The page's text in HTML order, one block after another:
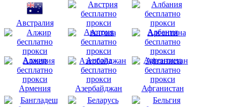
Австралия
Австрия
Албания
Алжир Ангола Аргентина
Армения Азербайджан Афганистан